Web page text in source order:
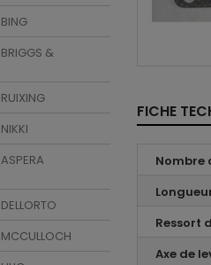
&
FICHE
Nombre
Ressort
Axe de